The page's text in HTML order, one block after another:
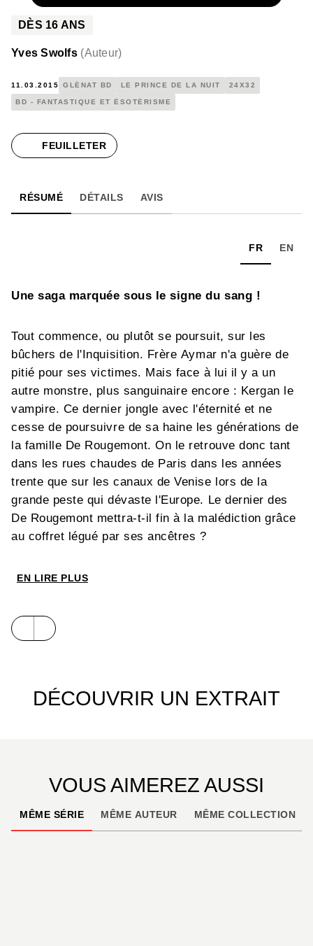
DÈS 16 ANS
Yves Swolfs (Auteur)
11.03.2015 GLÉNAT BD LE PRINCE DE LA NUIT 24X32
BD - FANTASTIQUE ET ÉSOTÉRISME
FEUILLETER
RÉSUMÉ DÉTAILS AVIS
FR EN
Une saga marquée sous le signe du sang !
Tout commence, ou plutôt se poursuit, sur les
bûchers de l'Inquisition. Frère Aymar n'a guère de
pitié pour ses victimes. Mais face à lui il y a un
autre monstre, plus sanguinaire encore : Kergan le
vampire. Ce dernier jongle avec l'éternité et ne
cesse de poursuivre de sa haine les générations de
la famille De Rougemont. On le retrouve donc tant
dans les rues chaudes de Paris dans les années
trente que sur les canaux de Venise lors de la
grande peste qui dévaste l'Europe. Le dernier des
De Rougemont mettra-t-il fin à la malédiction grâce
au coffret légué par ses ancêtres ?
EN LIRE PLUS
DÉCOUVRIR UN EXTRAIT
VOUS AIMEREZ AUSSI
MÊME SÉRIE MÊME AUTEUR MÊME COLLECTION